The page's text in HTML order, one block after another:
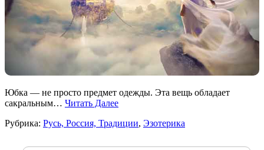
Юбка — не просто предмет одежды. Эта вещь обладает
сакральным… Читать Далее
Рубрика: Русь, Россия, Традиции, Эзотерика